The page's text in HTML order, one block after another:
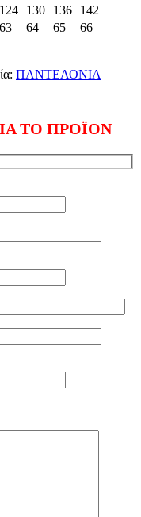
124 130 136
142
63 64 65
66
ΠΑΝΤΕΛΟΝΙΑ
ΤΟ ΠΡΟΪΟΝ